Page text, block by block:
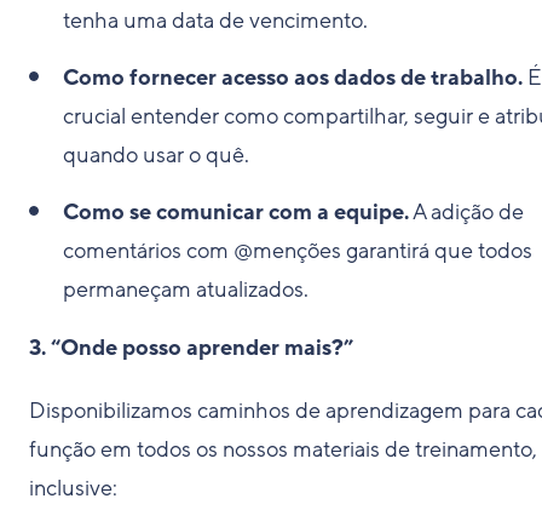
tenha uma data de vencimento.
Como fornecer acesso aos dados de trabalho. É
crucial entender como compartilhar, seguir e
quando usar o quê.
Como se comunicar com a equipe.A adição de
comentários com @menções garantirá que todos
permaneçam atualizados.
3. “Onde posso aprender mais?”
Disponibilizamos caminhos de aprendizagem para
função em todos os nossos materiais de treinamento,
inclusive: